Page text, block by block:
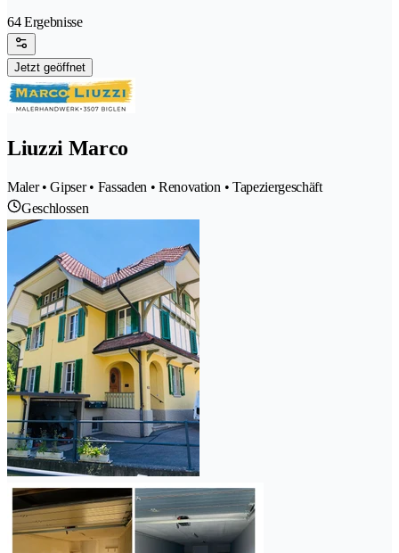
64 Ergebnisse
Jetzt geöffnet
Liuzzi Marco
Maler • Gipser • Fassaden • Renovation • Tapeziergeschäft
Geschlossen